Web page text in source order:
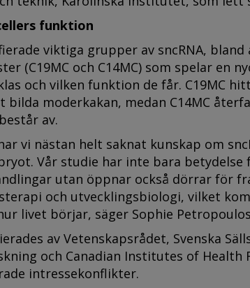
funktion
viktiga grupper av sncRNA, bland
(C19MC och C14MC) som spelar en
och vilken funktion de får. C19MC
bilda moderkakan, medan C14MC
av.
vi nästan helt saknat kunskap om
Vår studie har inte bara betydelse
utan öppnar också dörrar för
och utvecklingsbiologi, vilket
livet börjar, säger Sophie
av Vetenskapsrådet, Svenska
och Canadian Institutes of Health
intressekonflikter.